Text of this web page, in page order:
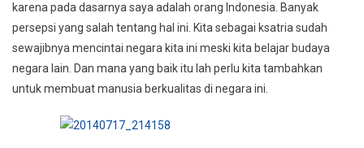
karena pada dasarnya saya adalah orang Indonesia. Banyak
persepsi yang salah tentang hal ini. Kita sebagai ksatria sudah
sewajibnya mencintai negara kita ini meski kita belajar budaya
negara lain. Dan mana yang baik itu lah perlu kita tambahkan
untuk membuat manusia berkualitas di negara ini.